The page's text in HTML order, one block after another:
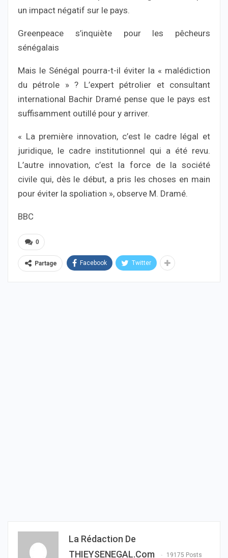
un impact négatif sur le pays.
Greenpeace s’inquiète pour les pêcheurs
sénégalais
Mais le Sénégal pourra-t-il éviter la « malédiction
du pétrole » ? L’expert pétrolier et consultant
international Bachir Dramé pense que le pays est
suffisamment outillé pour y arriver.
« La première innovation, c’est le cadre légal et
juridique, le cadre institutionnel qui a été revu.
L’autre innovation, c’est la force de la société
civile qui, dès le début, a pris les choses en main
pour éviter la spoliation », observe M. Dramé.
BBC
0
Partage Facebook Twitter
La Rédaction De
THIEYSENEGAL.com
19175 Posts